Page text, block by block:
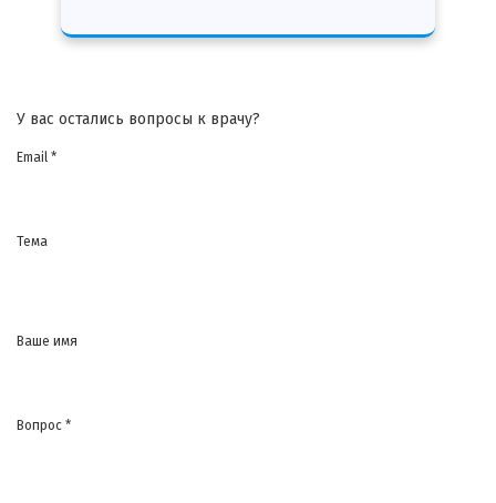
У вас остались вопросы к врачу?
Email *
Тема
Ваше имя
Вопрос *